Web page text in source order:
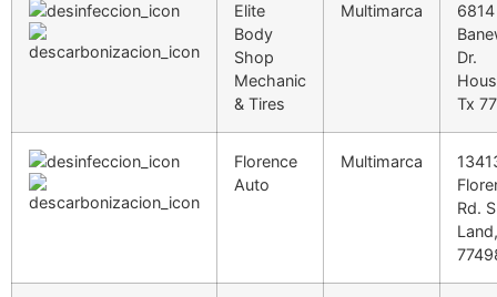
Elite
Body
Shop
Mechanic
& Tires
Multimarca
6814
Dr.
Tx
Florence
Auto
Multimarca
Rd.